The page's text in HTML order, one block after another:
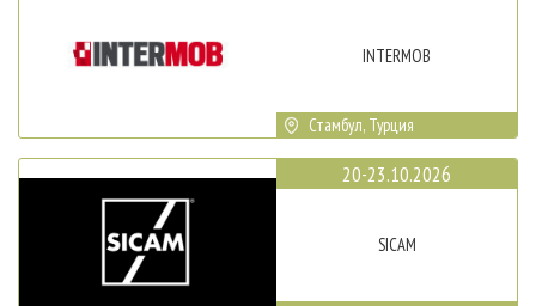
INTERMOB
Стамбул, Турция
20-23.10.2026
SICAM